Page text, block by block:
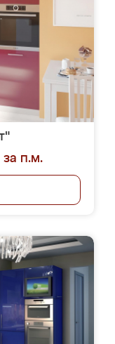
п.м.